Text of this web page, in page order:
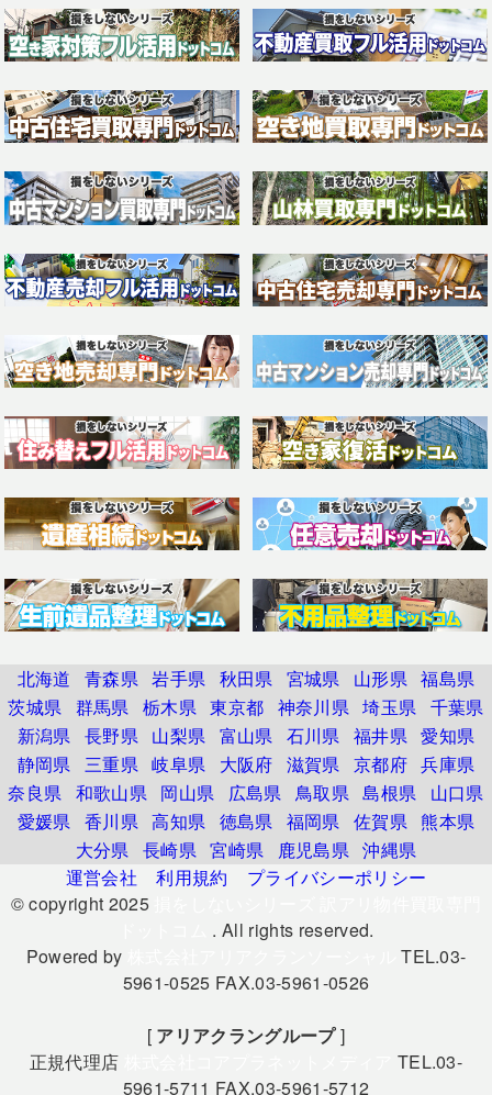
北海道 青森県 岩手県 秋田県 宮城県 山形県 福島県
茨城県 群馬県 栃木県 東京都 神奈川県 埼玉県 千葉県
新潟県 長野県 山梨県 富山県 石川県 福井県 愛知県
静岡県 三重県 岐阜県 大阪府 滋賀県 京都府 兵庫県
奈良県 和歌山県 岡山県 広島県 鳥取県 島根県
山口県
愛媛県 香川県 高知県 徳島県 福岡県 佐賀県 熊本県
大分県 長崎県 宮崎県 鹿児島県 沖縄県
運営会社
利用規約
プライバシーポリシー
© copyright 2025
. All rights reserved.
Powered by
TEL.03-
5961-0525 FAX.03-5961-0526
[ アリアクラングループ]
正規代理店
TEL.03-
5961-5711 FAX.03-5961-5712